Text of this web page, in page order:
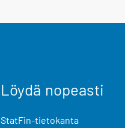
Löydä nopeasti
StatFin-tietokanta